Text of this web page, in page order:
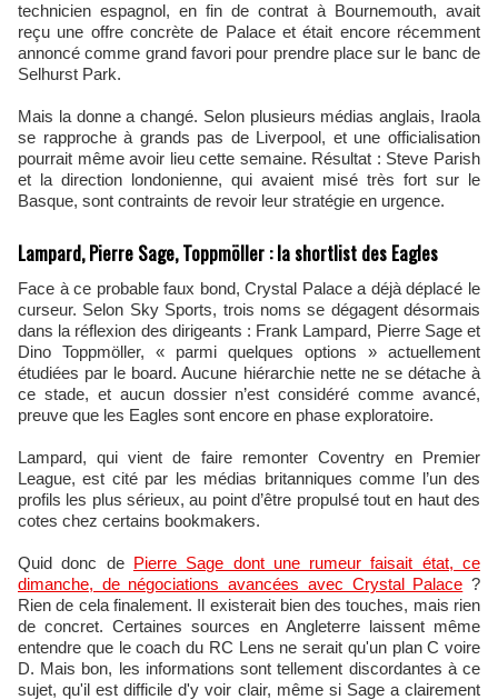
technicien espagnol, en fin de contrat à Bournemouth, avait
reçu une offre concrète de Palace et était encore récemment
annoncé comme grand favori pour prendre place sur le banc de
Selhurst Park.
Mais la donne a changé. Selon plusieurs médias anglais, Iraola
se rapproche à grands pas de Liverpool, et une officialisation
pourrait même avoir lieu cette semaine. Résultat : Steve Parish
et la direction londonienne, qui avaient misé très fort sur le
Basque, sont contraints de revoir leur stratégie en urgence.
Lampard, Pierre Sage, Toppmöller : la shortlist des Eagles
Face à ce probable faux bond, Crystal Palace a déjà déplacé le
curseur. Selon Sky Sports, trois noms se dégagent désormais
dans la réflexion des dirigeants : Frank Lampard, Pierre Sage et
Dino Toppmöller, « parmi quelques options » actuellement
étudiées par le board. Aucune hiérarchie nette ne se détache à
ce stade, et aucun dossier n’est considéré comme avancé,
preuve que les Eagles sont encore en phase exploratoire.
Lampard, qui vient de faire remonter Coventry en Premier
League, est cité par les médias britanniques comme l’un des
profils les plus sérieux, au point d’être propulsé tout en haut des
cotes chez certains bookmakers.
Quid donc de Pierre Sage dont une rumeur faisait état, ce
dimanche, de négociations avancées avec Crystal Palace ?
Rien de cela finalement. Il existerait bien des touches, mais rien
de concret. Certaines sources en Angleterre laissent même
entendre que le coach du RC Lens ne serait qu'un plan C voire
D. Mais bon, les informations sont tellement discordantes à ce
sujet, qu'il est difficile d'y voir clair, même si Sage a clairement